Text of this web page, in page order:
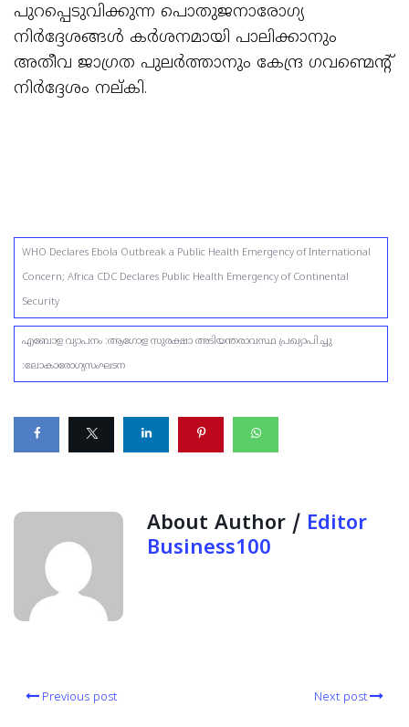
പുറപ്പെടുവിക്കുന്ന പൊതുജനാരോഗ്യ
നിർദ്ദേശങ്ങൾ കർശനമായി പാലിക്കാനും
അതീവ ജാഗ്രത പുലർത്താനും കേന്ദ്ര ഗവണ്മെൻ്റ്
നിർദ്ദേശം നല്കി.
WHO Declares Ebola Outbreak a Public Health Emergency of International
Concern; Africa CDC Declares Public Health Emergency of Continental
Security
എബോള വ്യാപനം :ആഗോള സുരക്ഷാ അടിയന്തരാവസ്ഥ പ്രഖ്യാപിച്ചു
:ലോകാരോഗ്യസംഘടന
About Author / Editor
Business100
Previous post Next post